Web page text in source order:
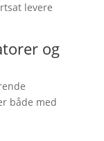
levere
og
både med